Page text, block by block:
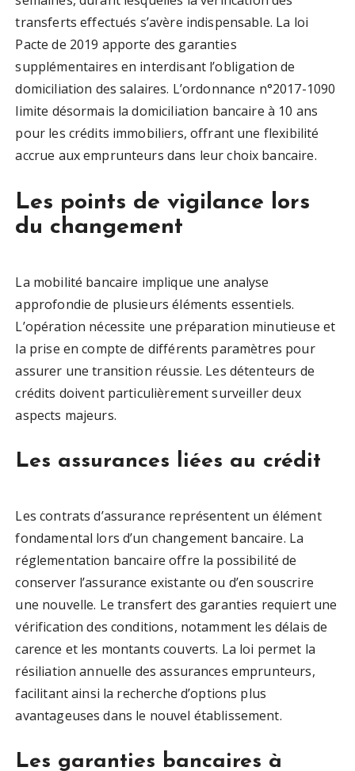
transferts effectués s’avère indispensable. La loi
Pacte de 2019 apporte des garanties
supplémentaires en interdisant l’obligation de
domiciliation des salaires. L’ordonnance n°2017-1090
limite désormais la domiciliation bancaire à 10 ans
pour les crédits immobiliers, offrant une flexibilité
accrue aux emprunteurs dans leur choix bancaire.
Les points de vigilance lors
du changement
La mobilité bancaire implique une analyse
approfondie de plusieurs éléments essentiels.
L’opération nécessite une préparation minutieuse et
la prise en compte de différents paramètres pour
assurer une transition réussie. Les détenteurs de
crédits doivent particulièrement surveiller deux
aspects majeurs.
Les assurances liées au crédit
Les contrats d’assurance représentent un élément
fondamental lors d’un changement bancaire. La
réglementation bancaire offre la possibilité de
conserver l’assurance existante ou d’en souscrire
une nouvelle. Le transfert des garanties requiert une
vérification des conditions, notamment les délais de
carence et les montants couverts. La loi permet la
résiliation annuelle des assurances emprunteurs,
facilitant ainsi la recherche d’options plus
avantageuses dans le nouvel établissement.
Les garanties bancaires à